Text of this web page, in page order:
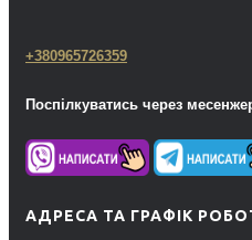
+380965726359
Поспілкуватись через
АДРЕСА ТА ГРАФІК